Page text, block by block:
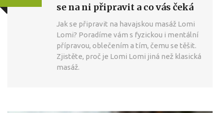
se na ni připravit a co vás čeká
Jak se připravit na havajskou masáž Lomi
Lomi? Poradíme vám s fyzickou i mentální
přípravou, oblečením a tím, čemu se těšit.
Zjistěte, proč je Lomi Lomi jiná než klasická
masáž.